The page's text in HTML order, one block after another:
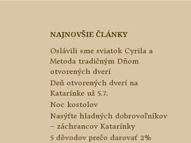
NAJNOVŠIE ČLÁNKY
Oslávili sme sviatok Cyrila a
Metoda tradičným Dňom
otvorených dverí
Deň otvorených dverí na
Katarínke už 5.7.
Noc kostolov
Nasýťte hladných dobrovoľníkov
– záchrancov Katarínky
5 dôvodov prečo darovať 2%